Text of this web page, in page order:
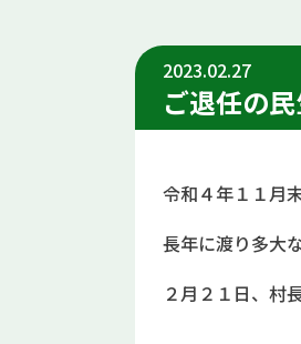
2023.02.27
ご退任の
令和４年１１月
長年に渡り多大
２月２１日、村